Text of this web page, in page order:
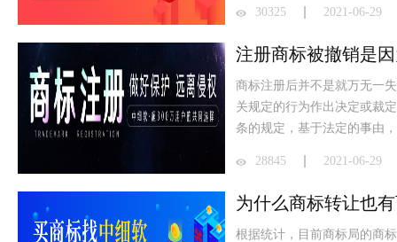
30325 2021-06-29
注册商标被撤销是
商标注册后并不是就万无一
关规定的行为作出决定或裁
条的规定，基于法定的事由
28845 2021-06-29
为什么商标转让也
根据统计，目前商标局的商